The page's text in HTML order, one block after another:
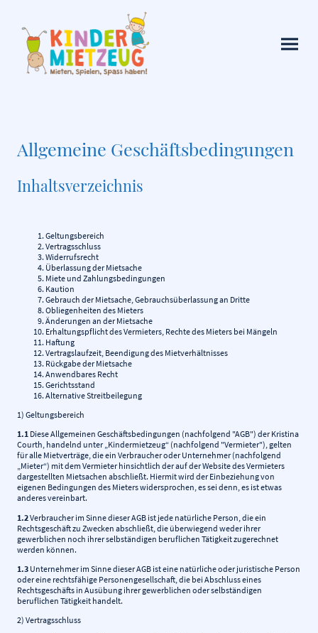
Allgemeine Geschäftsbedingungen
Inhaltsverzeichnis
Geltungsbereich
Vertragsschluss
Widerrufsrecht
Überlassung der Mietsache
Miete und Zahlungsbedingungen
Kaution
Gebrauch der Mietsache, Gebrauchsüberlassung an Dritte
Obliegenheiten des Mieters
Änderungen an der Mietsache
Erhaltungspflicht des Vermieters, Rechte des Mieters bei Mängeln
Haftung
Vertragslaufzeit, Beendigung des Mietverhältnisses
Rückgabe der Mietsache
Anwendbares Recht
Gerichtsstand
Alternative Streitbeilegung
1) Geltungsbereich
1.1 Diese Allgemeinen Geschäftsbedingungen (nachfolgend "AGB") der Kristina
Courth, handelnd unter „Kindermietzeug“ (nachfolgend "Vermieter"), gelten
für alle Mietverträge, die ein Verbraucher oder Unternehmer (nachfolgend
„Mieter“) mit dem Vermieter hinsichtlich der auf der Website des Vermieters
dargestellten Mietsachen abschließt. Hiermit wird der Einbeziehung von
eigenen Bedingungen des Mieters widersprochen, es sei denn, es ist etwas
anderes vereinbart.
1.2Verbraucher im Sinne dieser AGB ist jede natürliche Person, die ein
Rechtsgeschäft zu Zwecken abschließt, die überwiegend weder ihrer
gewerblichen noch ihrer selbständigen beruflichen Tätigkeit zugerechnet
werden können.
1.3 Unternehmer im Sinne dieser AGB ist eine natürliche oder juristische Person
oder eine rechtsfähige Personengesellschaft, die bei Abschluss eines
Rechtsgeschäfts in Ausübung ihrer gewerblichen oder selbständigen
beruflichen Tätigkeit handelt.
2) Vertragsschluss